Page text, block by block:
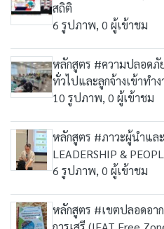
สถิติ
6 รูปภาพ, 0 ผู้เข้าชม
หลักสูตร #ความปลอดภั
ทั่วไปและลูกจ้างเข้าทำ
10 รูปภาพ, 0 ผู้เข้าชม
หลักสูตร #ภาวะผู้นำแ
LEADERSHIP &
6 รูปภาพ, 0 ผู้เข้าชม
หลักสูตร #เขตปลอดอา